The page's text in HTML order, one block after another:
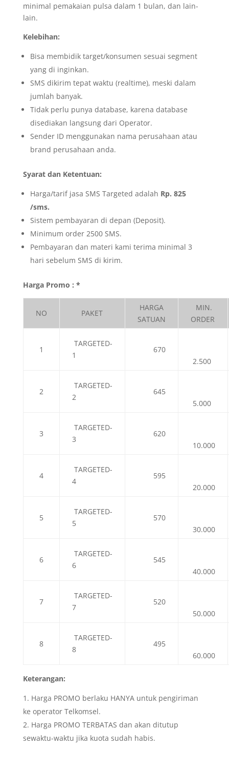
minimal pemakaian pulsa dalam 1 bulan, dan lain-
lain.
Kelebihan:
Bisa membidik target/konsumen sesuai segment
yang di inginkan.
SMS dikirim tepat waktu (realtime), meski dalam
jumlah banyak.
Tidak perlu punya database, karena database
disediakan langsung dari Operator.
Sender ID menggunakan nama perusahaan atau
brand perusahaan anda.
Syarat dan Ketentuan:
Harga/tarif jasa SMS Targeted adalah Rp. 825
/sms.
Sistem pembayaran di depan (Deposit).
Minimum order 2500 SMS.
Pembayaran dan materi kami terima minimal 3
hari sebelum SMS di kirim.
Harga Promo : *
NO PAKET
HARGA
SATUAN
MIN.
ORDER
1
TARGETED-
1
670
2.500
2
TARGETED-
2
645
5.000
3
TARGETED-
3
620
10.000
4
TARGETED-
4
595
20.000
5
TARGETED-
5
570
30.000
6
TARGETED-
6
545
40.000
7
TARGETED-
7
520
50.000
8
TARGETED-
8
495
60.000
Keterangan:
Harga PROMO berlaku HANYA untuk pengiriman
ke operator Telkomsel.
Harga PROMO TERBATAS dan akan ditutup
sewaktu-waktu jika kuota sudah habis.